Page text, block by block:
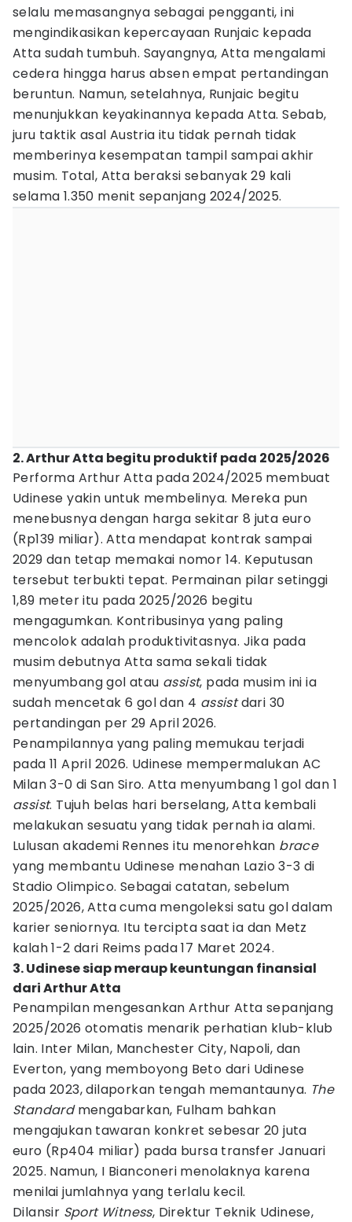
selalu memasangnya sebagai pengganti, ini
mengindikasikan kepercayaan Runjaic kepada
Atta sudah tumbuh. Sayangnya, Atta mengalami
cedera hingga harus absen empat pertandingan
beruntun. Namun, setelahnya, Runjaic begitu
menunjukkan keyakinannya kepada Atta. Sebab,
juru taktik asal Austria itu tidak pernah tidak
memberinya kesempatan tampil sampai akhir
musim. Total, Atta beraksi sebanyak 29 kali
selama 1.350 menit sepanjang 2024/2025.
2. Arthur Atta begitu produktif pada 2025/2026
Performa Arthur Atta pada 2024/2025 membuat
Udinese yakin untuk membelinya. Mereka pun
menebusnya dengan harga sekitar 8 juta euro
(Rp139 miliar). Atta mendapat kontrak sampai
2029 dan tetap memakai nomor 14. Keputusan
tersebut terbukti tepat. Permainan pilar setinggi
1,89 meter itu pada 2025/2026 begitu
mengagumkan. Kontribusinya yang paling
mencolok adalah produktivitasnya. Jika pada
musim debutnya Atta sama sekali tidak
menyumbang gol atau assist, pada musim ini ia
sudah mencetak 6 gol dan 4 assistdari 30
pertandingan per 29 April 2026.
Penampilannya yang paling memukau terjadi
pada 11 April 2026. Udinese mempermalukan AC
Milan 3-0 di San Siro. Atta menyumbang 1 gol dan 1
assist. Tujuh belas hari berselang, Atta kembali
melakukan sesuatu yang tidak pernah ia alami.
Lulusan akademi Rennes itu menorehkan brace
yang membantu Udinese menahan Lazio 3-3 di
Stadio Olimpico. Sebagai catatan, sebelum
2025/2026, Atta cuma mengoleksi satu gol dalam
karier seniornya. Itu tercipta saat ia dan Metz
kalah 1-2 dari Reims pada 17 Maret 2024.
3. Udinese siap meraup keuntungan finansial
dari Arthur Atta
Penampilan mengesankan Arthur Atta sepanjang
2025/2026 otomatis menarik perhatian klub-klub
lain. Inter Milan, Manchester City, Napoli, dan
Everton, yang memboyong Beto dari Udinese
pada 2023, dilaporkan tengah memantaunya. The
Standardmengabarkan, Fulham bahkan
mengajukan tawaran konkret sebesar 20 juta
euro (Rp404 miliar) pada bursa transfer Januari
2025. Namun, I Bianconeri menolaknya karena
menilai jumlahnya yang terlalu kecil.
Dilansir Sport Witness, Direktur Teknik Udinese,